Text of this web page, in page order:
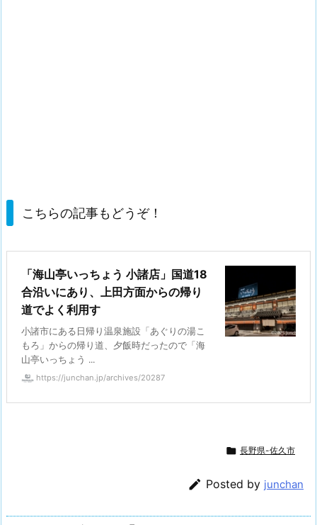
こちらの記事もどうぞ！
「海山亭いっちょう 小諸店」国道18
合沿いにあり、上田方面からの帰り
道でよく利用す
小諸市にある日帰り温泉施設「あぐりの湯こ
もろ」からの帰り道、夕飯時だったので「海
山亭いっちょう ...
https://junchan.jp/archives/20287
 長野県-佐久市
 Posted by junchan